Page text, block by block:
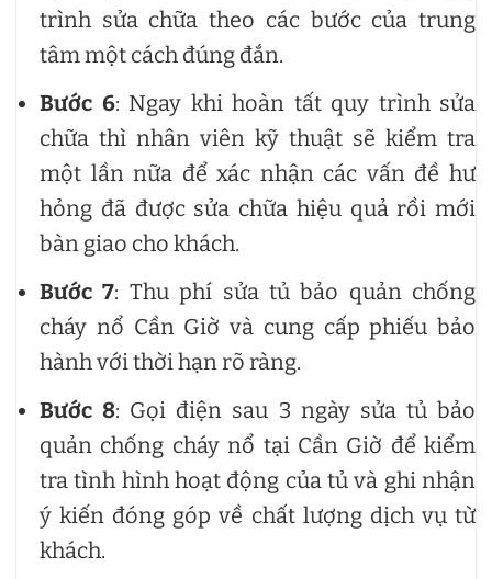
trình sửa chữa theo các bước của trung
tâm một cách đúng đắn.
Bước 6: Ngay khi hoàn tất quy trình sửa
chữa thì nhân viên kỹ thuật sẽ kiểm tra
một lần nữa để xác nhận các vấn đề hư
hỏng đã được sửa chữa hiệu quả rồi mới
bàn giao cho khách.
Bước 7: Thu phí sửa tủ bảo quản chống
cháy nổ Cần Giờ và cung cấp phiếu bảo
hành với thời hạn rõ ràng.
Bước 8: Gọi điện sau 3 ngày sửa tủ bảo
quản chống cháy nổ tại Cần Giờ để kiểm
tra tình hình hoạt động của tủ và ghi nhận
ý kiến đóng góp về chất lượng dịch vụ từ
khách.